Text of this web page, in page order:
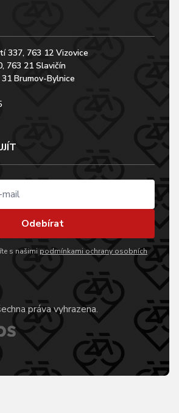
337, 763 12 Vizovice
763 21 Slavičín
Brumov-Bylnice
Odebírat
s našimi podmínkami ochrany osobních
práva vyhrazena.